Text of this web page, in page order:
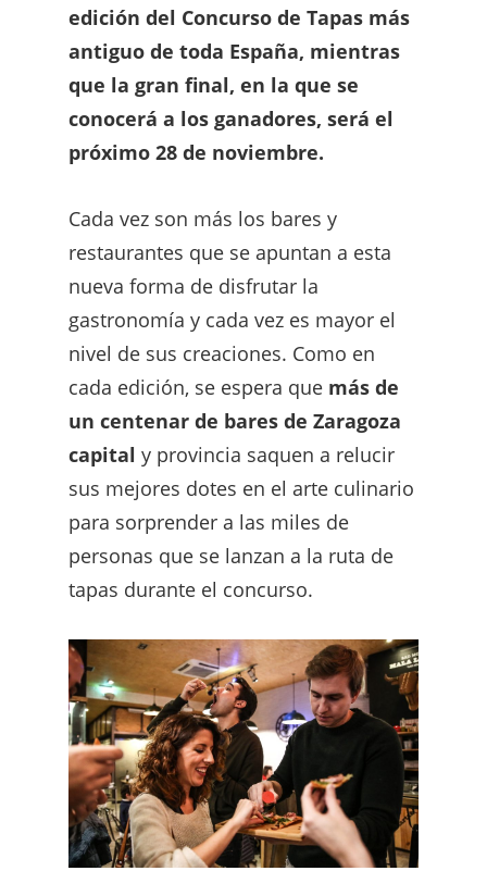
edición del Concurso de Tapas más
antiguo de toda España, mientras
que la gran final, en la que se
conocerá a los ganadores, será el
próximo 28 de noviembre.
Cada vez son más los bares y
restaurantes que se apuntan a esta
nueva forma de disfrutar la
gastronomía y cada vez es mayor el
nivel de sus creaciones. Como en
cada edición, se espera quemás de
un centenar de bares de Zaragoza
capital y provincia saquen a relucir
sus mejores dotes en el arte culinario
para sorprender a las miles de
personas que se lanzan a la ruta de
tapas durante el concurso.